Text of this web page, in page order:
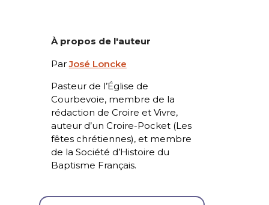
À propos de l'auteur
ParJosé Loncke
Pasteur de l’Église de
Courbevoie, membre de la
rédaction de Croire et Vivre,
auteur d’un Croire-Pocket (Les
fêtes chrétiennes), et membre
de la Société d’Histoire du
Baptisme Français.